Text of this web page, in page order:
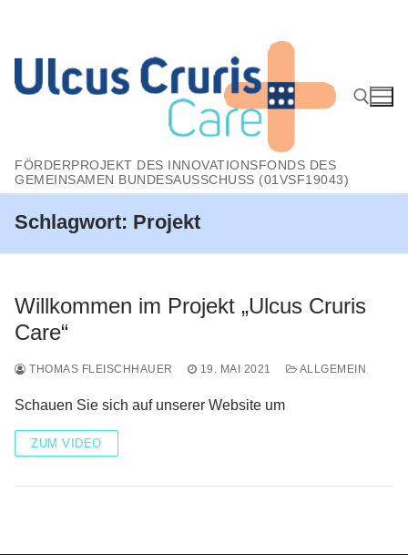
springen
FÖRDERPROJEKT DES INNOVATIONSFONDS DES
GEMEINSAMEN BUNDESAUSSCHUSS (01VSF19043)
Suchen nach:
Schlagwort: Projekt
Willkommen im Projekt „Ulcus Cruris
Care“
THOMAS FLEISCHHAUER 19. MAI 2021 ALLGEMEIN
Schauen Sie sich auf unserer Website um
ZUM VIDEO